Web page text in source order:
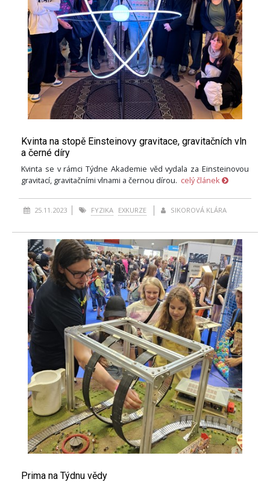
Kvinta na stopě Einsteinovy gravitace, gravitačních vln
a černé díry
Kvinta se v rámci Týdne Akademie věd vydala za Einsteinovou
gravitací, gravitačními vlnami a černou dírou. celý článek
25.11.2023 FYZIKA EXKURZE SIKOROVÁ KLÁRA
Prima na Týdnu vědy